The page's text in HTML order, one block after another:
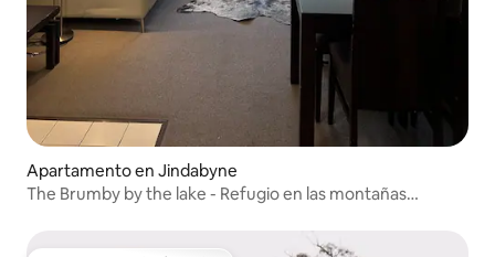
Apartamento en Jindabyne
The Brumby by the lake - Refugio en las montañas